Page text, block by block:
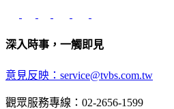
深入時事，一觸即見
意見反映：service@tvbs.com.tw
觀眾服務專線：02-2656-1599